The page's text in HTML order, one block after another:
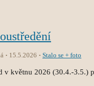
15.5.2026 Stalo se + foto
v květnu 2026 (30.4.-3.5.)